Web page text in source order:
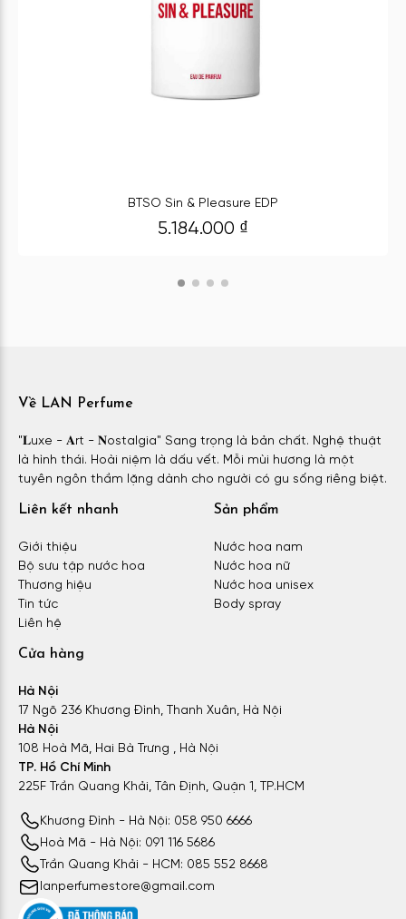
BTSO Sin & Pleasure EDP
5.184.000 ₫
Về LAN Perfume
"𝐋uxe - 𝐀rt - 𝐍ostalgia" Sang trọng là bản chất. Nghệ thuật
là hình thái. Hoài niệm là dấu vết. Mỗi mùi hương là một
tuyên ngôn thầm lặng dành cho người có gu sống riêng biệt.
Liên kết nhanh
Giới thiệu
Bộ sưu tập nước hoa
Thương hiệu
Tin tức
Liên hệ
Sản phẩm
Nước hoa nam
Nước hoa nữ
Nước hoa unisex
Body spray
Cửa hàng
Hà Nội
17 Ngõ 236 Khương Đình, Thanh Xuân, Hà Nội
Hà Nội
108 Hoà Mã, Hai Bà Trưng , Hà Nội
TP. Hồ Chí Minh
225F Trần Quang Khải, Tân Định, Quận 1, TP.HCM
Khương Đình - Hà Nội: 058 950 6666
Hoà Mã - Hà Nội: 091 116 5686
Trần Quang Khải - HCM: 085 552 8668
lanperfumestore@gmail.com